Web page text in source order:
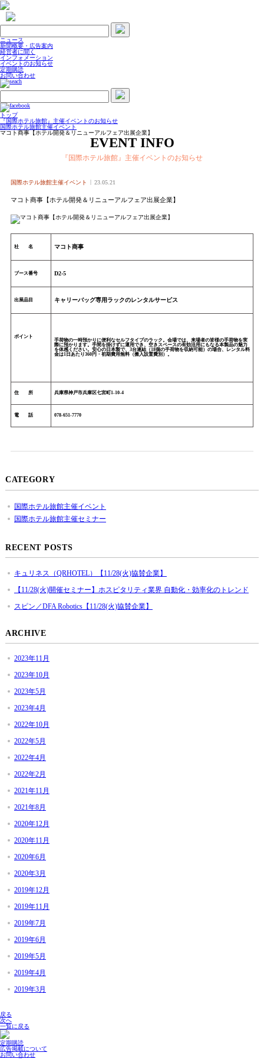
ニュース
新聞概要・広告案内
経営者に聞く
インフォメーション
イベントのお知らせ
定期購読
お問い合わせ
トップ
『国際ホテル旅館』主催イベントのお知らせ
国際ホテル旅館主催イベント
マコト商事【ホテル開発＆リニューアルフェア出展企業】
EVENT INFO
『国際ホテル旅館』主催イベントのお知らせ
国際ホテル旅館主催イベント 23.05.21
マコト商事【ホテル開発＆リニューアルフェア出展企業】
社 名 マコト商事
ブース番号 D2-5
出展品目 キャリーバッグ専用ラックのレンタルサービス
ポイント
手荷物の一時預かりに便利なセルフタイプのラック。会場では、来場者の皆様の手荷物を実
際に預かります。手間を掛けずに運用でき、空きスペースの有効活用にもなる本製品の魅力
を体感ください。安心の日本製で、3台連結（18個の手荷物を収納可能）の場合、レンタル料
金は1日あたり360円・初期費用無料（搬入設置費別）。
住 所 兵庫県神戸市兵庫区七宮町1-10-4
電 話 078-651-7770
CATEGORY
国際ホテル旅館主催イベント
国際ホテル旅館主催セミナー
RECENT POSTS
キュリネス（QRHOTEL）【11/28(火)協賛企業】
【11/28(火)開催セミナー】ホスピタリティ業界 自動化・効率化のトレンド
スピン／DFA Robotics【11/28(火)協賛企業】
ARCHIVE
2023年11月
2023年10月
2023年5月
2023年4月
2022年10月
2022年5月
2022年4月
2022年2月
2021年11月
2021年8月
2020年12月
2020年11月
2020年6月
2020年3月
2019年12月
2019年11月
2019年7月
2019年6月
2019年5月
2019年4月
2019年3月
戻る
次へ
一覧に戻る
定期購読
広告掲載について
お問い合わせ